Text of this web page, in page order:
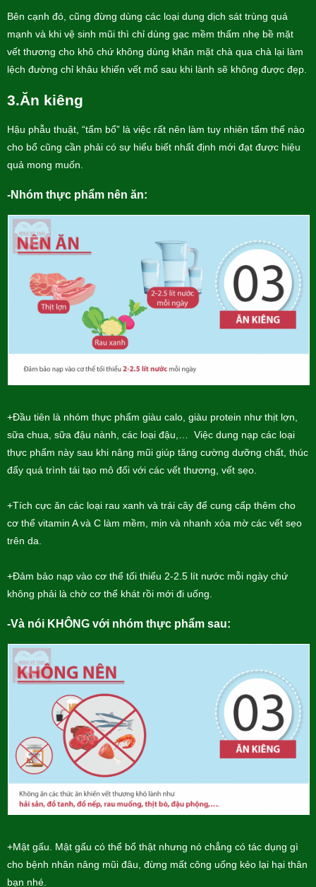
Bên cạnh đó, cũng đừng dùng các loại dung dịch sát trùng quá
mạnh và khi vệ sinh mũi thì chỉ dùng gạc mềm thấm nhẹ bề mặt
vết thương cho khô chứ không dùng khăn mặt chà qua chà lại làm
lệch đường chỉ khâu khiến vết mổ sau khi lành sẽ không được đẹp.
3.Ăn kiêng
Hậu phẫu thuật, “tẩm bổ” là việc rất nên làm tuy nhiên tẩm thế nào
cho bổ cũng cần phải có sự hiểu biết nhất định mới đạt được hiệu
quả mong muốn.
-Nhóm thực phẩm nên ăn:
+Đầu tiên là nhóm thực phẩm giàu calo, giàu protein như thịt lợn,
sữa chua, sữa đậu nành, các loại đậu,… Việc dung nạp các loại
thực phẩm này sau khi nâng mũi giúp tăng cường dưỡng chất, thúc
đẩy quá trình tái tạo mô đối với các vết thương, vết sẹo.
+Tích cực ăn các loại rau xanh và trái cây để cung cấp thêm cho
cơ thể vitamin A và C làm mềm, mịn và nhanh xóa mờ các vết sẹo
trên da.
+Đảm bảo nạp vào cơ thể tối thiểu 2-2.5 lít nước mỗi ngày chứ
không phải là chờ cơ thể khát rồi mới đi uống.
-Và nói KHÔNG với nhóm thực phẩm sau:
+Mật gấu. Mật gấu có thể bổ thật nhưng nó chẳng có tác dụng gì
cho bệnh nhân nâng mũi đâu, đừng mất công uống kẻo lại hại thân
bạn nhé.